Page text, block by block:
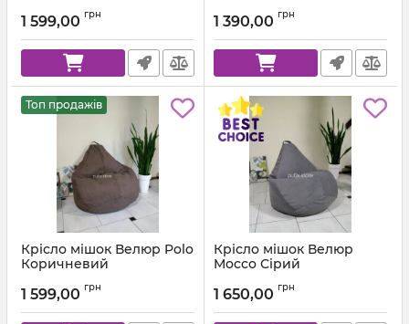
Артикул: km-polo-17-16-l
1 599,00 грн 1 390,00 грн
Топ продажів
Крісло мішок Велюр Polo
Коричневий
1 599,00 грн
Крісло мішок Велюр
Mocco Сірий
1 650,00 грн